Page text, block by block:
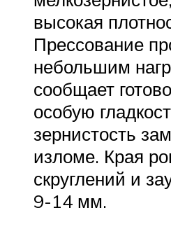
высокая
Прессование
небольшим
сообщает
особую
зернистость
изломе. Края
скруглений и
9-14 мм.